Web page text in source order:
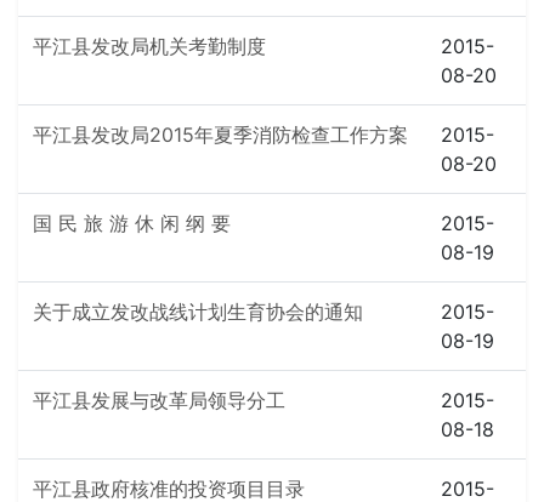
平江县发改局机关考勤制度
2015-
08-20
平江县发改局2015年夏季消防检查工作方案
2015-
08-20
国 民 旅 游 休 闲 纲 要
2015-
08-19
关于成立发改战线计划生育协会的通知
2015-
08-19
平江县发展与改革局领导分工
2015-
08-18
平江县政府核准的投资项目目录
2015-